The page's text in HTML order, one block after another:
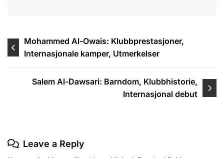
Post
navigation
Mohammed Al-Owais: Klubbprestasjoner,
Internasjonale kamper, Utmerkelser
Salem Al-Dawsari: Barndom, Klubbhistorie,
Internasjonal debut
Leave a Reply